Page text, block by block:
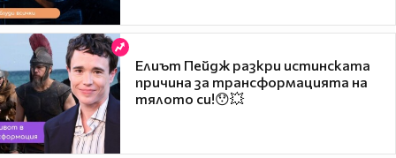
Елиът Пейдж разкри истинската
причина за трансформацията на
тялото си!😯💥